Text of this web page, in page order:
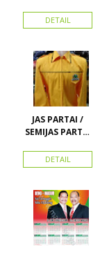
KAMPANYE,
PARTAI DAN
DETAIL
JAS PARTAI /
SEMIJAS PARTAI
DETAIL